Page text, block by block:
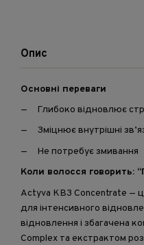
Опис
Основні переваги
Глибоко відновлює
Зміцнює внутрішні
Не потребує змивання
Коли волосся говорить:
Actyva KB3 Concentrate —
для інтенсивного
відновлення і збагачена
Complex та екстрактом